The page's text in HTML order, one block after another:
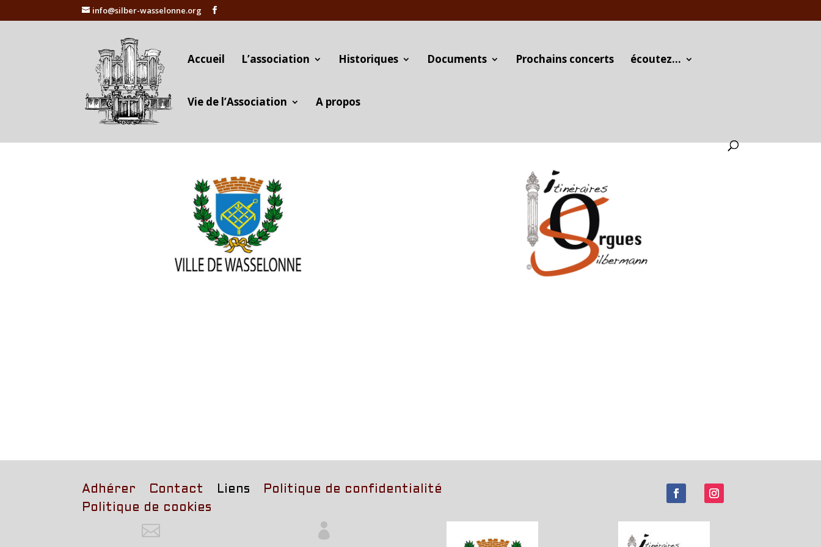
info@silber-wasselonne.org
Accueil L’association Historiques Documents Prochains concerts écoutez…
Vie de l’Association A propos
Adhérer Contact Liens
Politique de confidentialité
Politique de cookies
 